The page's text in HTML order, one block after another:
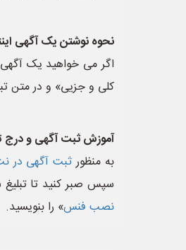
نحوه نوشتن یک آگهی
اگر می خواهید یک
کلی و جزیی» و در متن
آموزش ثبت آگهی و درج
به منظورثبت آگهی در
سپس صبر کنید تا
نصب فنس» را بنویسید.